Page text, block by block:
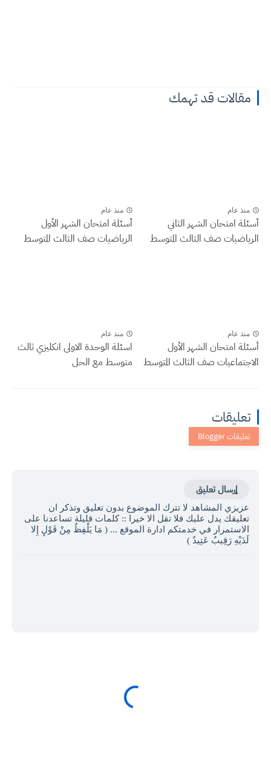
مقالات قد تهمك
منذ عام
أسئلة امتحان الشهر الثاني
الرياضيات صف الثالث المتوسط
منذ عام
أسئلة امتحان الشهر الأول
الرياضيات صف الثالث المتوسط
منذ عام
أسئلة امتحان الشهر الأول
الاجتماعيات صف الثالث المتوسط
منذ عام
اسئلة الوحدة الاولى انكليزي ثالث
متوسط مع الحل
تعليقات
إرسال تعليق
عزيزي المشاهد لا تترك الموضوع بدون تعليق وتذكر ان
تعليقك يدل عليك فلا تقل الا خيرا :: كلمات قليلة تساعدنا على
الاستمرار في خدمتكم ادارة الموقع ... ( مَا يَلْفِظُ مِنْ قَوْلٍ إِلا
لَدَيْهِ رَقِيبٌ عَتِيدٌ )